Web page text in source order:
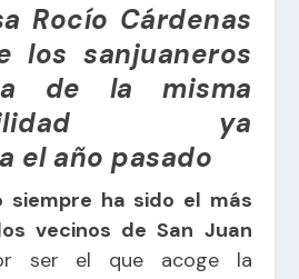
Rocío Cárdenas
los sanjuaneros
de la misma
ya
el año pasado
siempre ha sido el más
vecinos de San Juan
ser el que acoge la